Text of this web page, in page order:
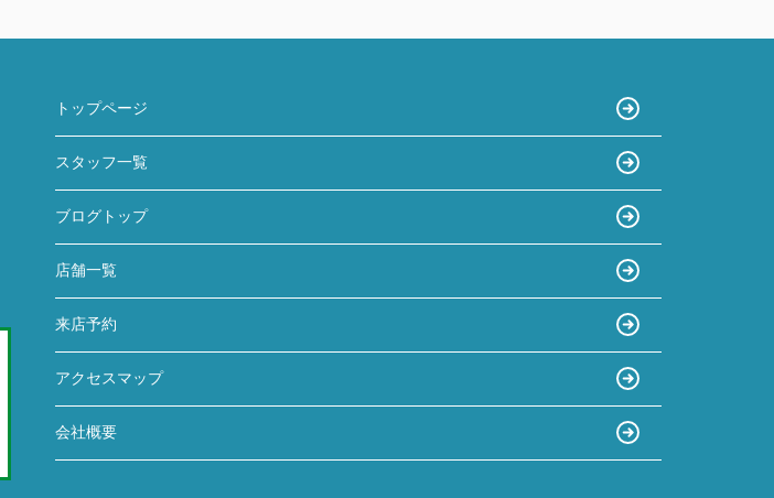
トップページ
スタッフ一覧
ブログトップ
店舗一覧
来店予約
アクセスマップ
会社概要